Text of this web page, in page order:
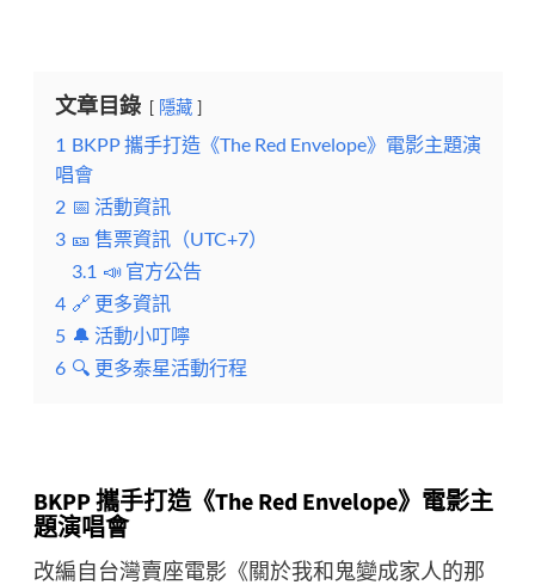
文章目錄 隱藏
1 BKPP 攜手打造《The Red Envelope》電影主題演
唱會
2 📅 活動資訊
3 🎫 售票資訊（UTC+7）
3.1 📣 官方公告
4 🔗 更多資訊
5 🔔 活動小叮嚀
6 🔍 更多泰星活動行程
BKPP 攜手打造《The Red Envelope》電影主
題演唱會
改編自台灣賣座電影《關於我和鬼變成家人的那